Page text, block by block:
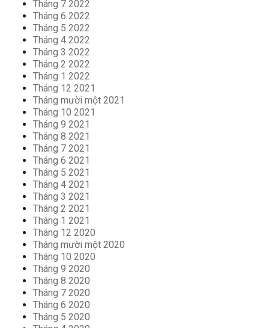
Tháng 7 2022
Tháng 6 2022
Tháng 5 2022
Tháng 4 2022
Tháng 3 2022
Tháng 2 2022
Tháng 1 2022
Tháng 12 2021
Tháng mười một 2021
Tháng 10 2021
Tháng 9 2021
Tháng 8 2021
Tháng 7 2021
Tháng 6 2021
Tháng 5 2021
Tháng 4 2021
Tháng 3 2021
Tháng 2 2021
Tháng 1 2021
Tháng 12 2020
Tháng mười một 2020
Tháng 10 2020
Tháng 9 2020
Tháng 8 2020
Tháng 7 2020
Tháng 6 2020
Tháng 5 2020